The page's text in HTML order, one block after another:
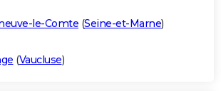
le-Comte (Seine-et-Marne)
(Vaucluse)